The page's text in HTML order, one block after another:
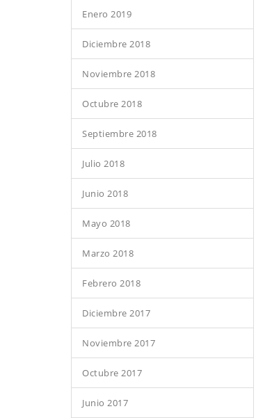
Enero 2019
Diciembre 2018
Noviembre 2018
Octubre 2018
Septiembre 2018
Julio 2018
Junio 2018
Mayo 2018
Marzo 2018
Febrero 2018
Diciembre 2017
Noviembre 2017
Octubre 2017
Junio 2017